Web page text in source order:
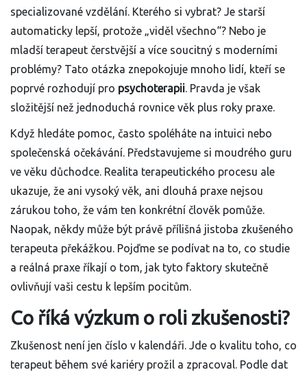
specializované vzdělání. Kterého si vybrat? Je starší
automaticky lepší, protože „viděl všechno“? Nebo je
mladší terapeut čerstvější a více soucitný s moderními
problémy? Tato otázka znepokojuje mnoho lidí, kteří se
poprvé rozhodují pro psychoterapii. Pravda je však
složitější než jednoduchá rovnice věk plus roky praxe.
Když hledáte pomoc, často spoléháte na intuici nebo
společenská očekávání. Představujeme si moudrého guru
ve věku důchodce. Realita terapeutického procesu ale
ukazuje, že ani vysoký věk, ani dlouhá praxe nejsou
zárukou toho, že vám ten konkrétní člověk pomůže.
Naopak, někdy může být právě přílišná jistoba zkušeného
terapeuta překážkou. Pojďme se podívat na to, co studie
a reálná praxe říkají o tom, jak tyto faktory skutečně
ovlivňují vaši cestu k lepším pocitům.
Co říká výzkum o roli zkušenosti?
Zkušenost není jen číslo v kalendáři. Jde o kvalitu toho, co
terapeut během své kariéry prožil a zpracoval. Podle dat